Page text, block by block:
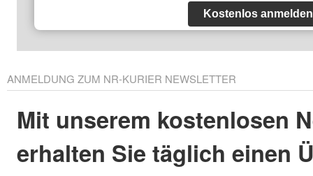
Kostenlos anmelden
ANMELDUNG ZUM NR-KURIER NEWSLETTER
Mit unserem kostenlosen
erhalten Sie täglich einen